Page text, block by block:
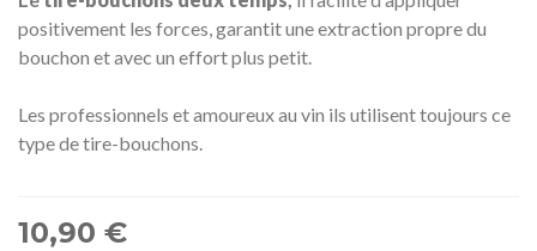
positivement les forces, garantit une extraction propre du
bouchon et avec un effort plus petit.
Les professionnels et amoureux au vin ils utilisent toujours ce
type de tire-bouchons.
10,90 €